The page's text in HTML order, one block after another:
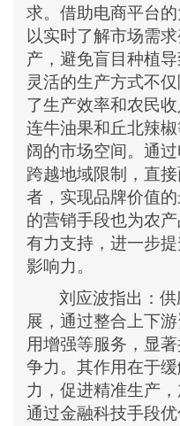
求。借助电商平台
以实时了解市场需
产，避免盲目种植
灵活的生产方式不
了生产效率和农民
连牛油果和丘北辣
阔的市场空间。通
跨越地域限制，直
者，实现品牌价值
的营销手段也为农
有力支持，进一步
影响力。
刘应波指出： 供
展，通过整合上下
用增强等服务，显
争力。其作用在于
力，促进精准生产
通过金融科技手段